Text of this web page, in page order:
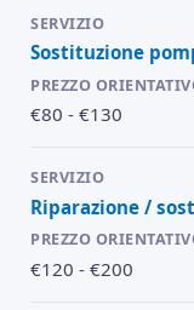
Sostituzione
€80 - €130
Riparazione /
€120 - €200